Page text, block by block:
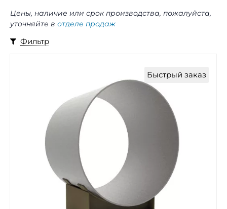
Цены, наличие или срок производства, пожалуйста,
уточняйте в отделе продаж
Фильтр
Быстрый заказ